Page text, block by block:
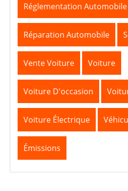
Réglementation Automobile
Réparation Automobile
Vente Voiture Voiture
Voiture D'occasion
Voiture Électrique
Émissions